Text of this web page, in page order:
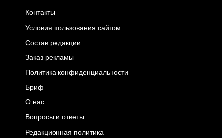
Контакты
Условия пользования сайтом
Состав редакции
Заказ рекламы
Политика конфиденциальности
Бриф
О нас
Вопросы и ответы
Редакционная политика